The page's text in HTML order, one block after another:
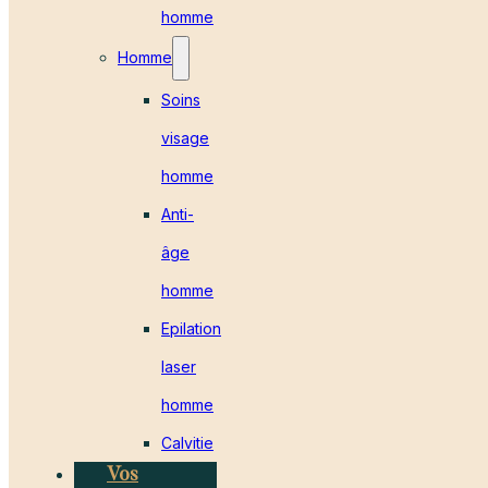
homme
Homme
Soins
visage
homme
Anti-
âge
homme
Epilation
laser
homme
Calvitie
Vos